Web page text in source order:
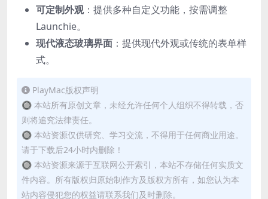
可定制外观：提供多种自定义功能，按需调整
Launchie。
现代液态玻璃界面 ：提供现代外观或传统的表单样
式。
PlayMac版权声明
🔘 本站所有原创文章，未经允许任何个人组织不得转载，否
则将追究法律责任。
🔘 本站资源仅供研究、学习交流，不得用于任何商业用途。
请于下载后24小时内删除！
🔘 本站资源来源于互联网公开索引，本站不存储任何实质文
件内容。所有版权归原始制作方及版权方所有，如您认为本
站内容侵犯您的权益请联系我们及时删除。